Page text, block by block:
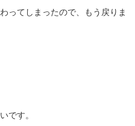
ってしまったので、もう戻りま
です。